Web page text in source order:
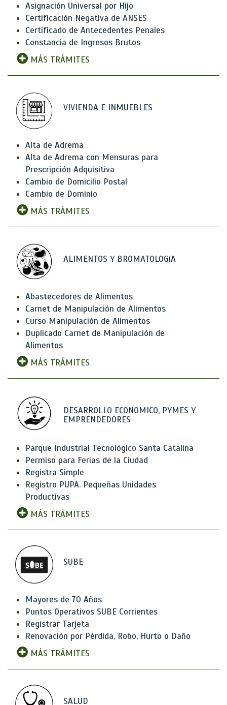
Asignación Universal por Hijo
Certificación Negativa de ANSES
Certificado de Antecedentes Penales
Constancia de Ingresos Brutos
MÁS TRÁMITES
VIVIENDA E INMUEBLES
Alta de Adrema
Alta de Adrema con Mensuras para
Prescripción Adquisitiva
Cambio de Domicilio Postal
Cambio de Dominio
MÁS TRÁMITES
ALIMENTOS Y BROMATOLOGíA
Abastecedores de Alimentos
Carnet de Manipulación de Alimentos
Curso Manipulación de Alimentos
Duplicado Carnet de Manipulación de
Alimentos
MÁS TRÁMITES
DESARROLLO ECONOMICO, PYMES Y
EMPRENDEDORES
Parque Industrial Tecnológico Santa Catalina
Permiso para Ferias de la Ciudad
Registra Simple
Registro PUPA. Pequeñas Unidades
Productivas
MÁS TRÁMITES
SUBE
Mayores de 70 Años
Puntos Operativos SUBE Corrientes
Registrar Tarjeta
Renovación por Pérdida, Robo, Hurto o Daño
MÁS TRÁMITES
SALUD